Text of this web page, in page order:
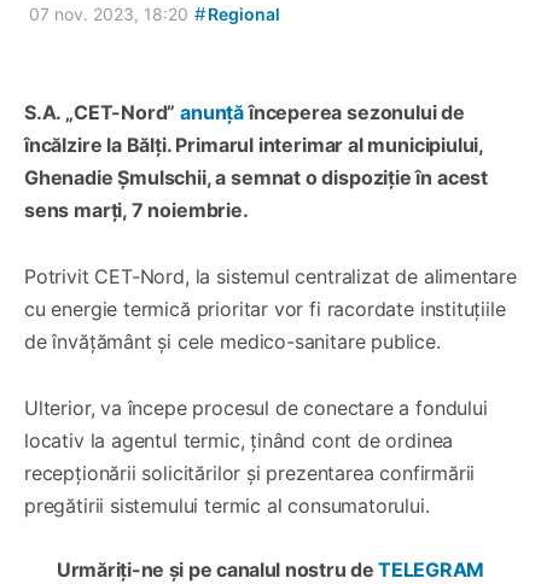
07 nov. 2023, 18:20 #Regional
S.A. „CET-Nord”anunțăînceperea sezonului de
încălzire la Bălți. Primarul interimar al municipiului,
Ghenadie Șmulschii, a semnat o dispoziție în acest
sens marți, 7 noiembrie.
Potrivit CET-Nord, la sistemul centralizat de alimentare
cu energie termică prioritar vor fi racordate instituțiile
de învățământ și cele medico-sanitare publice.
Ulterior, va începe procesul de conectare a fondului
locativ la agentul termic, ținând cont de ordinea
recepționării solicitărilor și prezentarea confirmării
pregătirii sistemului termic al consumatorului.
Urmăriți-ne și pe canalul nostru de TELEGRAM